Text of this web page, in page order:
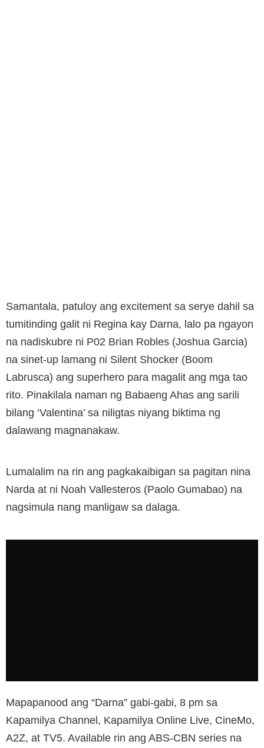
Samantala, patuloy ang excitement sa serye dahil sa
tumitinding galit ni Regina kay Darna, lalo pa ngayon
na nadiskubre ni P02 Brian Robles (Joshua Garcia)
na sinet-up lamang ni Silent Shocker (Boom
Labrusca) ang superhero para magalit ang mga tao
rito. Pinakilala naman ng Babaeng Ahas ang sarili
bilang ‘Valentina’ sa niligtas niyang biktima ng
dalawang magnanakaw.
Lumalalim na rin ang pagkakaibigan sa pagitan nina
Narda at ni Noah Vallesteros (Paolo Gumabao) na
nagsimula nang manligaw sa dalaga.
Mapapanood ang “Darna” gabi-gabi, 8 pm sa
Kapamilya Channel, Kapamilya Online Live, CineMo,
A2Z, at TV5. Available rin ang ABS-CBN series na